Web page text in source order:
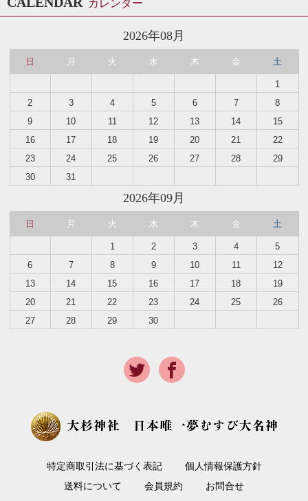
カレンダー
2026年08月
日 月 火 水 木 金 土
1
2
3 4 5 6 7
8
9
10 11 12 13 14
15
16
17 18 19 20 21
22
23
24 25 26 27 28
29
30
31
2026年09月
日 月 火 水 木 金 土
1 2 3 4
5
6
7 8 9 10 11
12
13
14 15 16 17 18
19
20
21 22 23 24 25
26
27
28 29 30
特定商取引法に基づく表記
個人情報保護方針
送料について
会員規約 お問合せ